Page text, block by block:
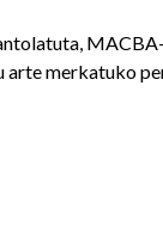
merkatuko